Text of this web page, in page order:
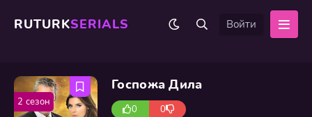
RUTURKSERIALS Войти
Госпожа Дила
0 0
2 сезон